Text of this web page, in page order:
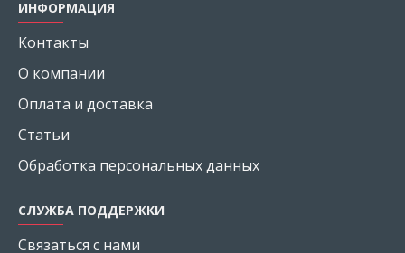
ИНФОРМАЦИЯ
Контакты
О компании
Оплата и доставка
Статьи
Обработка персональных данных
СЛУЖБА ПОДДЕРЖКИ
Связаться с нами